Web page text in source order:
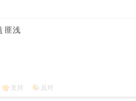
匪浅
支持 反对